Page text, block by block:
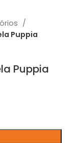
Puppia
Puppia